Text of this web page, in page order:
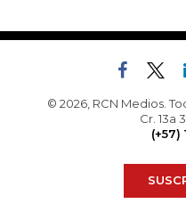
© 2026, RCN Medios.
Cr. 13a
(+57)